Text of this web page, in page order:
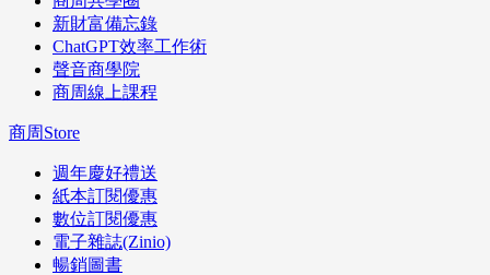
新財富備忘錄
ChatGPT效率工作術
聲音商學院
商周線上課程
商周Store
週年慶好禮送
紙本訂閱優惠
數位訂閱優惠
電子雜誌(Zinio)
暢銷圖書